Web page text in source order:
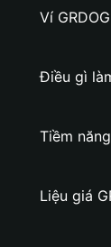
Ví
Điều gì
Tiềm
Liệu giá